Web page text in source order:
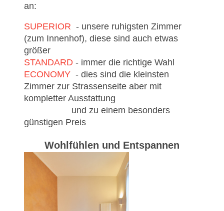
an:
SUPERIOR - unsere ruhigsten Zimmer
(zum Innenhof), diese sind auch etwas
größer
STANDARD - immer die richtige Wahl
ECONOMY - dies sind die kleinsten
Zimmer zur Strassenseite aber mit
kompletter Ausstattung
und zu einem besonders
günstigen Preis
Wohlfühlen und Entspannen